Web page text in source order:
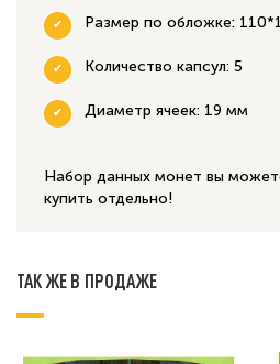
Размер по обложке:
Количество капсул: 5
Диаметр ячеек: 19 мм
Набор данных монет вы
купить отдельно!
ТАК ЖЕ В ПРОДАЖЕ